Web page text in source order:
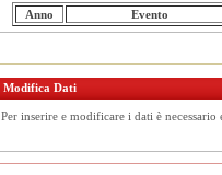
Anno
Evento
Modifica Dati
Per inserire e modificare i dati è necessario